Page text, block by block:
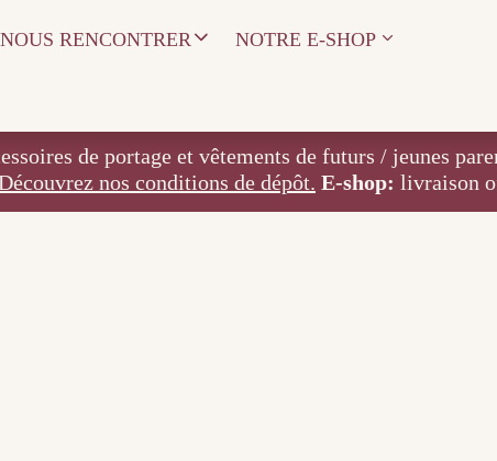
NOUS RENCONTRER NOTRE E-SHOP
de portage et vêtements de futurs / jeunes
nos conditions de dépôt. E-shop: livraison